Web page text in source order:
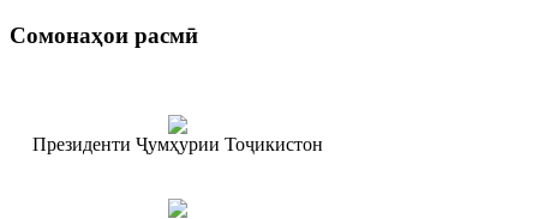
Сомонаҳои расмӣ
Президенти Ҷумҳурии Тоҷикистон